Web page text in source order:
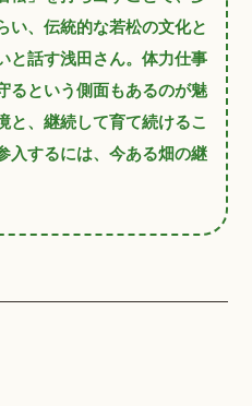
い、伝統的な若松の文化と
と話す浅田さん。体力仕事
るという側面もあるのが魅
と、継続して育て続けるこ
入するには、今ある畑の継